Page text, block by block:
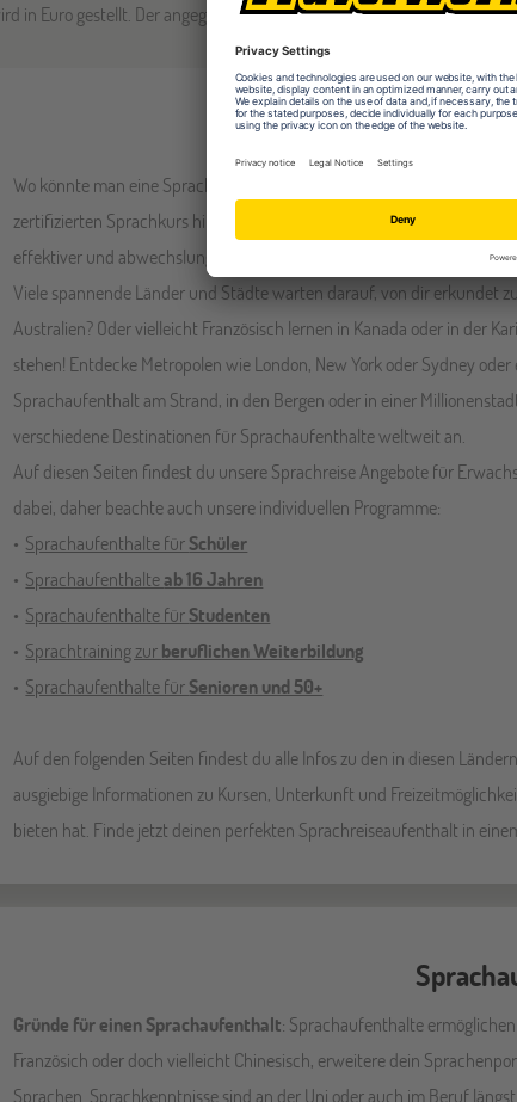
in Euro gestellt. Der angegebene Preis in Schweizer Franken ist ein
Sprachaufenthalte im
Wo könnte man eine Sprache besser lernen als dort, wo sie
zertifizierten Sprachkurs hinaus deine neu erworbenen Kenntnisse
effektiver und abwechslungsreicher als im Sprachkurs zu Hause.
Viele spannende Länder und Städte warten darauf, von dir erkundet
Australien? Oder vielleicht Französisch lernen in Kanada oder in der
stehen! Entdecke Metropolen wie London, New York oder Sydney
Sprachaufenthalt am Strand, in den Bergen oder in einer
verschiedene Destinationen für Sprachaufenthalte weltweit an.
Auf diesen Seiten findest du unsere Sprachreise Angebote für
dabei, daher beachte auch unsere individuellen Programme:
Sprachaufenthalte fürSchüler
Sprachaufenthalteab 16 Jahren
Sprachaufenthalte fürStudenten
Sprachtraining zurberuflichen Weiterbildung
Sprachaufenthalte fürSenioren und 50+
Auf den folgenden Seiten findest du alle Infos zu den in diesen
ausgiebige Informationen zu Kursen, Unterkunft und
bieten hat. Finde jetzt deinen perfekten Sprachreiseaufenthalt in
Gründe für einen Sprachaufenthalt: Sprachaufenthalte
Französich oder doch vielleicht Chinesisch, erweitere dein
Sprachen. Sprachkenntnisse sind an der Uni oder auch im Beruf